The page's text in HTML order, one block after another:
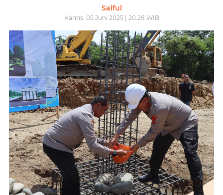
Saiful
Kamis, 05 Juni 2025 | 20.28 WIB